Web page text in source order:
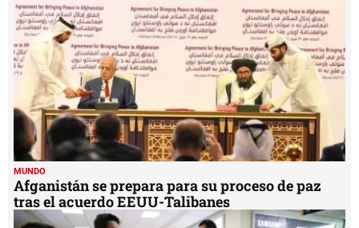
24
seconds
MUNDO
Afganistán se prepara para su proceso de paz
tras el acuerdo EEUU-Talibanes